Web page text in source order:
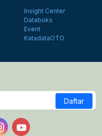
Insight Center
Databoks
Event
KatadataOTO
Daftar
Facebook
us on X
Follow us on Instagram
Follow us on